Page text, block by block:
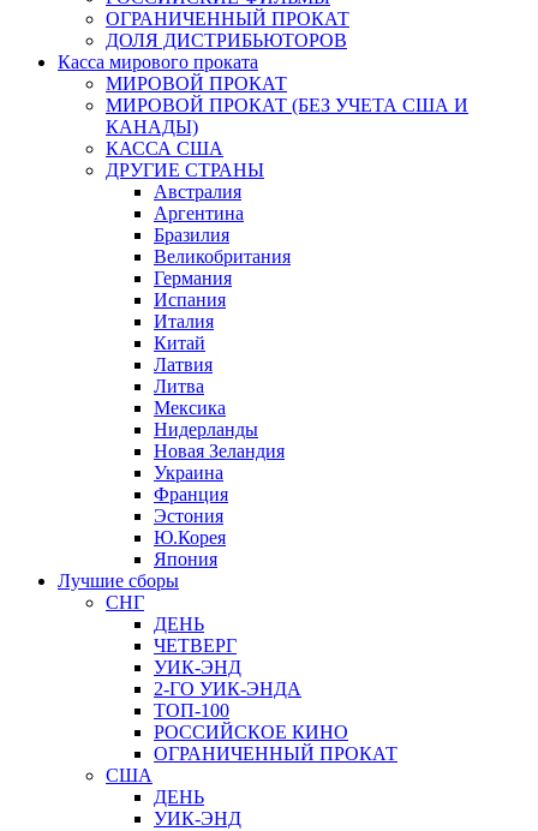
ОГРАНИЧЕННЫЙ ПРОКАТ
ДОЛЯ ДИСТРИБЬЮТОРОВ
Касса мирового проката
МИРОВОЙ ПРОКАТ
МИРОВОЙ ПРОКАТ (БЕЗ УЧЕТА США И
КАНАДЫ)
КАССА США
ДРУГИЕ СТРАНЫ
Австралия
Аргентина
Бразилия
Великобритания
Германия
Испания
Италия
Китай
Латвия
Литва
Мексика
Нидерланды
Новая Зеландия
Украина
Франция
Эстония
Ю.Корея
Япония
Лучшие сборы
СНГ
ДЕНЬ
ЧЕТВЕРГ
УИК-ЭНД
2-ГО УИК-ЭНДА
ТОП-100
РОССИЙСКОЕ КИНО
ОГРАНИЧЕННЫЙ ПРОКАТ
США
ДЕНЬ
УИК-ЭНД